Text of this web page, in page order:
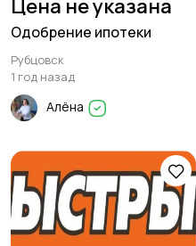
Цена не указана
Одобрение ипотеки
Рубцовск
1 год назад
Алёна